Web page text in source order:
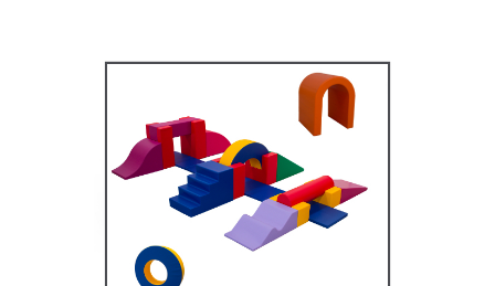
Équipement pédagogique
MOBILIER SCOLAIRE